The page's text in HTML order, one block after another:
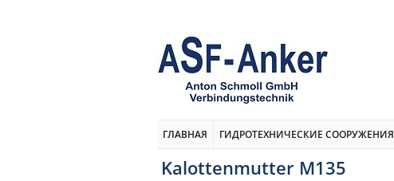
ГЛАВНАЯ ГИДРОТЕХНИЧЕСКИЕ СООРУЖЕНИЯ
Kalottenmutter M135